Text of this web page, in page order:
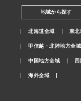
地域から探す
北海道全域 東北
甲信越・北陸地方全域
中国地方全域
海外全域